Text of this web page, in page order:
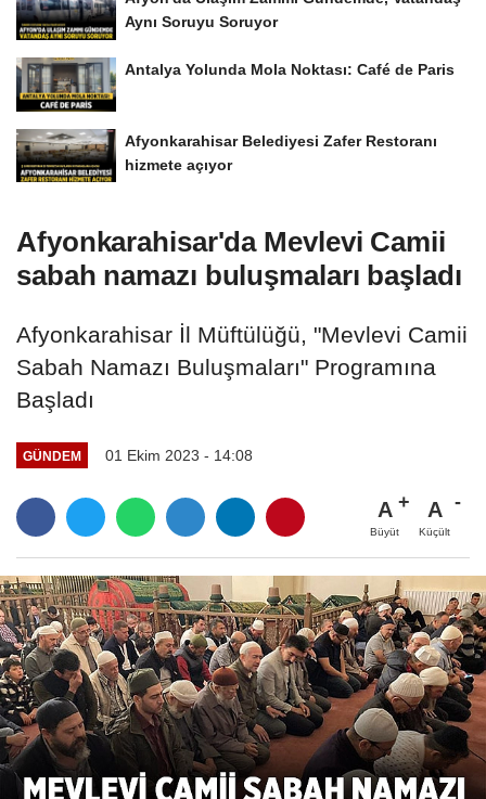
Aynı Soruyu Soruyor
Antalya Yolunda Mola Noktası: Café de Paris
Afyonkarahisar Belediyesi Zafer Restoranı
hizmete açıyor
Afyonkarahisar'da Mevlevi Camii
sabah namazı buluşmaları başladı
Afyonkarahisar İl Müftülüğü, "Mevlevi Camii
Sabah Namazı Buluşmaları" Programına
Başladı
GÜNDEM 01 Ekim 2023 - 14:08
A
Büyüt
A
Küçült